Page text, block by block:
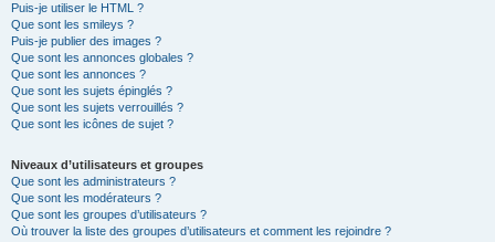
Puis-je utiliser le HTML ?
Que sont les smileys ?
Puis-je publier des images ?
Que sont les annonces globales ?
Que sont les annonces ?
Que sont les sujets épinglés ?
Que sont les sujets verrouillés ?
Que sont les icônes de sujet ?
Niveaux d’utilisateurs et groupes
Que sont les administrateurs ?
Que sont les modérateurs ?
Que sont les groupes d’utilisateurs ?
Où trouver la liste des groupes d’utilisateurs et comment les rejoindre ?